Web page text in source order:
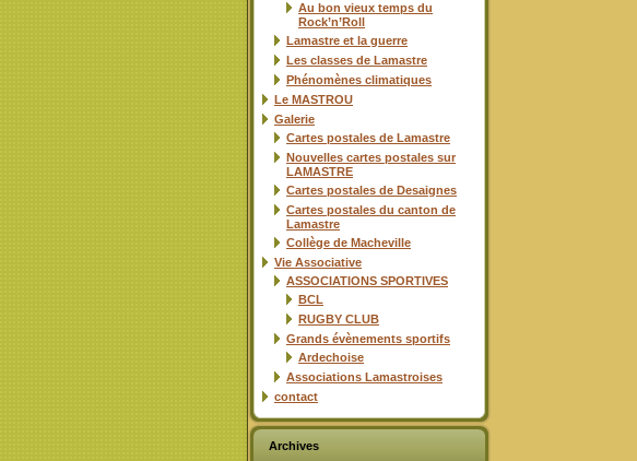
Au bon vieux temps du
Rock’n’Roll
Lamastre et la guerre
Les classes de Lamastre
Phénomènes climatiques
Le MASTROU
Galerie
Cartes postales de Lamastre
Nouvelles cartes postales sur
LAMASTRE
Cartes postales de Desaignes
Cartes postales du canton de
Lamastre
Collège de Macheville
Vie Associative
ASSOCIATIONS SPORTIVES
BCL
RUGBY CLUB
Grands évènements sportifs
Ardechoise
Associations Lamastroises
contact
Archives